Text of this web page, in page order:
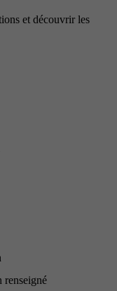
et découvrir les
renseigné